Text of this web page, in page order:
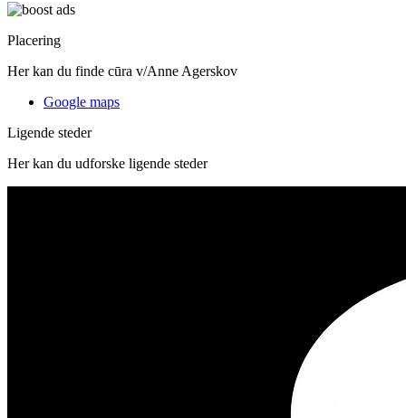
Placering
Her kan du finde cūra v/Anne Agerskov
Google maps
Ligende steder
Her kan du udforske ligende steder